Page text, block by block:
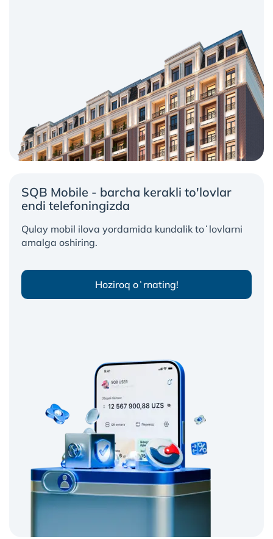
SQB Mobile - barcha kerakli to'lovlar
endi telefoningizda
Qulay mobil ilova yordamida kundalik toʻlovlarni
amalga oshiring.
Hoziroq oʻrnating!